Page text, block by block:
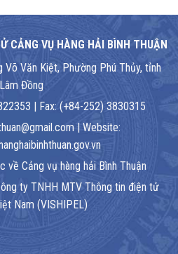
CẢNG VỤ HÀNG HẢI BÌNH THUẬN
Văn Kiệt, Phường Phú Thủy, tỉnh
Lâm Đồng
| Fax: (+84-252) 3830315
| Website:
Cảng vụ hàng hải Bình Thuận
ty TNHH MTV Thông tin điện tử
Nam (VISHIPEL)